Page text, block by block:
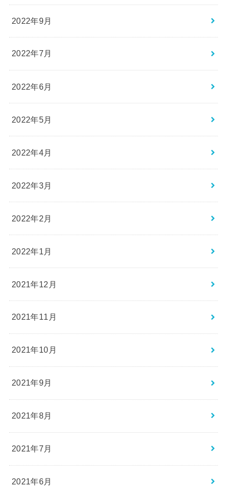
2022年9月
2022年7月
2022年6月
2022年5月
2022年4月
2022年3月
2022年2月
2022年1月
2021年12月
2021年11月
2021年10月
2021年9月
2021年8月
2021年7月
2021年6月